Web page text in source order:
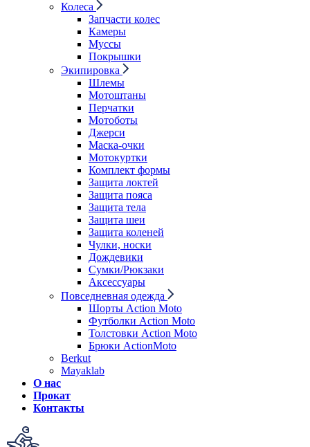
Колеса
Запчасти колес
Камеры
Муссы
Покрышки
Экипировка
Шлемы
Мотоштаны
Перчатки
Мотоботы
Джерси
Маска-очки
Мотокуртки
Комплект формы
Защита локтей
Защита пояса
Защита тела
Защита шеи
Защита коленей
Чулки, носки
Дождевики
Сумки/Рюкзаки
Аксессуары
Повседневная одежда
Шорты Action Moto
Футболки Action Moto
Толстовки Action Moto
Брюки ActionMoto
Berkut
Mayaklab
О нас
Прокат
Контакты